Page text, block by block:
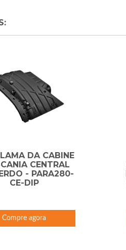
DA CABINE
CENTRAL
- PARA280-
CE-DIP
Compre agora